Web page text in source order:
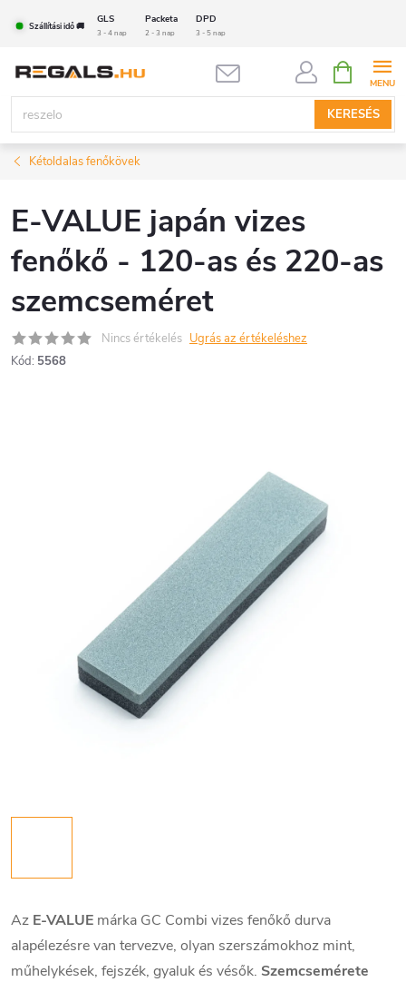
tartalomhoz
Szállítási idő 🚚
GLS Packeta DPD
3 - 4 nap 2 - 3 nap 3 - 5 nap
KERESÉS
KOSÁR
Kétoldalas fenőkövek
E-VALUE japán vizes
fenőkő - 120-as és 220-as
szemcseméret
Nincs értékelés Ugrás az értékeléshez
Kód: 5568
Az E-VALUE márka GC Combi vizes fenőkő durva
alapélezésre van tervezve, olyan szerszámokhoz mint,
műhelykések, fejszék, gyaluk és vésők. Szemcsemérete